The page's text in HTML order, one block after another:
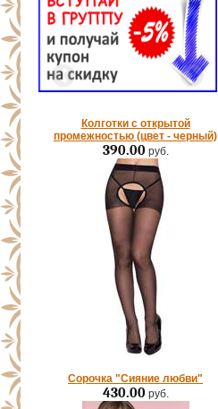
Колготки с открытой
промежностью (цвет - черный)
390.00руб.
Сорочка "Сияние любви"
430.00руб.